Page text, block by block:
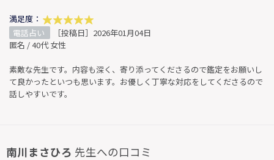
満足度：
電話占い
［投稿日］2026年01月04日
匿名 / 40代 女性
素敵な先生です。内容も深く、寄り添ってくださるので鑑定をお願いし
て良かったといつも思います。お優しく丁寧な対応をしてくださるので
話しやすいです。
南川まさひろ 先生への口コミ